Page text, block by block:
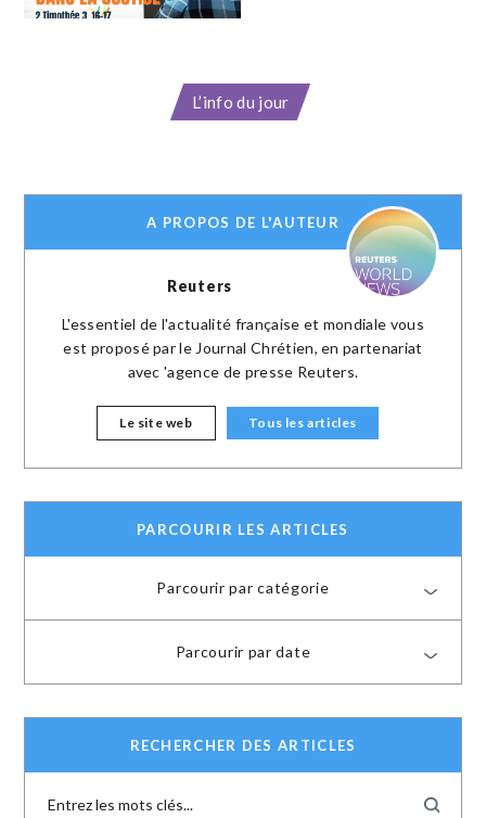
L’info du jour
A PROPOS DE L'AUTEUR
Reuters
L'essentiel de l'actualité française et mondiale vous
est proposé par le Journal Chrétien, en partenariat
avec 'agence de presse Reuters.
Le site web Tous les articles
PARCOURIR LES ARTICLES
Parcourir par catégorie
Parcourir par date
RECHERCHER DES ARTICLES